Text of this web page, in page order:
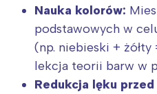
Nauka kolorów:
podstawowych w
(np. niebieski +
lekcja teorii barw w
Redukcja lęku przed